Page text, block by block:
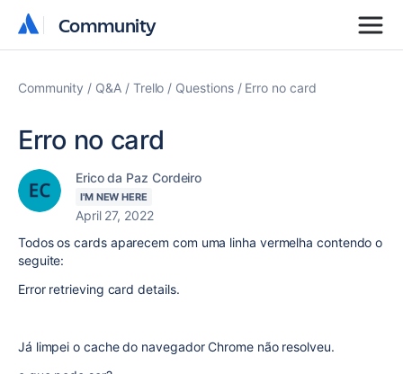
Community
Community
Community Q&A Trello Questions Erro no card
Erro no card
Erico da Paz Cordeiro
I'M NEW HERE
April 27, 2022
Todos os cards aparecem com uma linha vermelha contendo o
seguite:
Error retrieving card details.
Já limpei o cache do navegador Chrome não resolveu.